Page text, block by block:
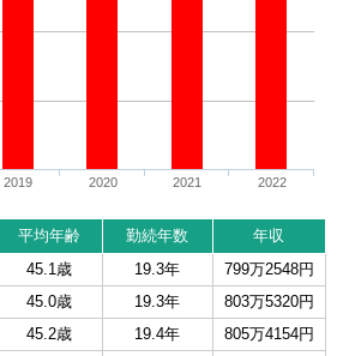
2019 2020 2021 2022
平均年齢 勤続年数
年収
45.1歳 19.3年
799万2548円
45.0歳 19.3年
803万5320円
45.2歳 19.4年
805万4154円